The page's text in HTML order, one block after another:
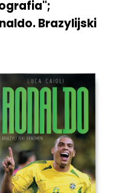
Brazylijski